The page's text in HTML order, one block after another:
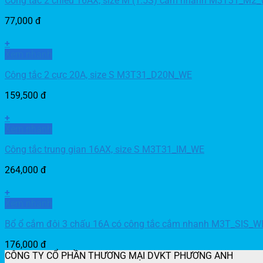
77,000 đ
+
Công tắc 2 cực 20A, size S M3T31_D20N_WE
159,500 đ
+
Công tắc trung gian 16AX, size S M3T31_IM_WE
264,000 đ
+
Bổ ổ cắm đôi 3 chấu 16A có công tắc cắm nhanh
176,000 đ
CÔNG TY CỔ PHẦN THƯƠNG MẠI DVKT PHƯƠNG ANH